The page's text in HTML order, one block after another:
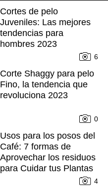
Cortes de pelo
Juveniles: Las mejores
tendencias para
hombres 2023
6
Corte Shaggy para pelo
Fino, la tendencia que
revoluciona 2023
0
Usos para los posos del
Café: 7 formas de
Aprovechar los residuos
para Cuidar tus Plantas
4